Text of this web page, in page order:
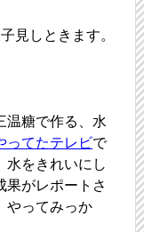
見しときます。
温糖で作る、水
ってたテレビで
水をきれいにし
果がレポートさ
やってみっか